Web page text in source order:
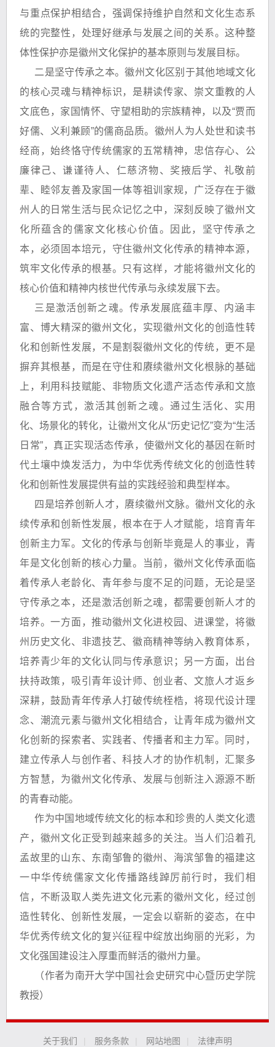
与重点保护相结合，强调保持维护自然和文化生态系
统的完整性，处理好继承与发展之间的关系。这种整
体性保护亦是徽州文化保护的基本原则与发展目标。
二是坚守传承之本。徽州文化区别于其他地域文化
的核心灵魂与精神标识，是耕读传家、崇文重教的人
文底色，家国情怀、守望相助的宗族精神，以及“贾而
好儒、义利兼顾”的儒商品质。徽州人为人处世和读书
经商，始终恪守传统儒家的五常精神，忠信存心、公
廉律己、谦谨待人、仁慈济物、奖掖后学、礼敬前
辈、睦邻友善及家国一体等祖训家规，广泛存在于徽
州人的日常生活与民众记忆之中，深刻反映了徽州文
化所蕴含的儒家文化核心价值。因此，坚守传承之
本，必须固本培元，守住徽州文化传承的精神本源，
筑牢文化传承的根基。只有这样，才能将徽州文化的
核心价值和精神内核世代传承与永续发展下去。
三是激活创新之魂。传承发展底蕴丰厚、内涵丰
富、博大精深的徽州文化，实现徽州文化的创造性转
化和创新性发展，不是割裂徽州文化的传统，更不是
摒弃其根基，而是在守住和赓续徽州文化根脉的基础
上，利用科技赋能、非物质文化遗产活态传承和文旅
融合等方式，激活其创新之魂。通过生活化、实用
化、场景化的转化，让徽州文化从“历史记忆”变为“生活
日常”，真正实现活态传承，使徽州文化的基因在新时
代土壤中焕发活力，为中华优秀传统文化的创造性转
化和创新性发展提供有益的实践经验和典型样本。
四是培养创新人才，赓续徽州文脉。徽州文化的永
续传承和创新性发展，根本在于人才赋能，培育青年
创新主力军。文化的传承与创新毕竟是人的事业，青
年是文化创新的核心力量。当前，徽州文化传承面临
着传承人老龄化、青年参与度不足的问题，无论是坚
守传承之本，还是激活创新之魂，都需要创新人才的
培养。一方面，推动徽州文化进校园、进课堂，将徽
州历史文化、非遗技艺、徽商精神等纳入教育体系，
培养青少年的文化认同与传承意识；另一方面，出台
扶持政策，吸引青年设计师、创业者、文旅人才返乡
深耕，鼓励青年传承人打破传统桎梏，将现代设计理
念、潮流元素与徽州文化相结合，让青年成为徽州文
化创新的探索者、实践者、传播者和主力军。同时，
建立传承人与创作者、科技人才的协作机制，汇聚多
方智慧，为徽州文化传承、发展与创新注入源源不断
的青春动能。
作为中国地域传统文化的标本和珍贵的人类文化遗
产，徽州文化正受到越来越多的关注。当人们沿着孔
孟故里的山东、东南邹鲁的徽州、海滨邹鲁的福建这
一中华传统儒家文化传播路线踔厉前行时，我们相
信，不断汲取人类先进文化元素的徽州文化，经过创
造性转化、创新性发展，一定会以崭新的姿态，在中
华优秀传统文化的复兴征程中绽放出绚丽的光彩，为
文化强国建设注入厚重而鲜活的徽州力量。
（作者为南开大学中国社会史研究中心暨历史学院
教授）
关于我们 服务条款 网站地图 法律声明